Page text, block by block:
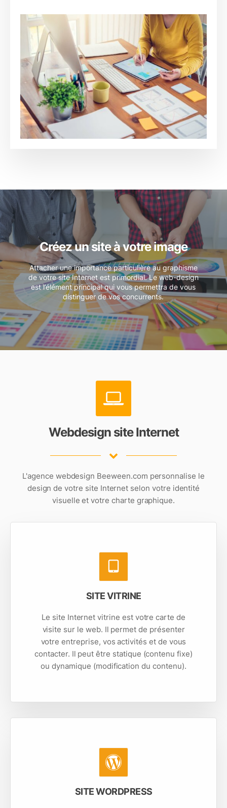
Créez un site à votre image
Attacher une importance particulière au graphisme
de votre site Internet est primordial. Le web-design
est l’élément principal qui vous permettra de vous
distinguer de vos concurrents.
Webdesign site Internet
L'agence webdesign Beeween.com personnalise le
design de votre site Internet selon votre identité
visuelle et votre charte graphique.
SITE VITRINE
Le site Internet vitrine est votre carte de
visite sur le web. Il permet de présenter
votre entreprise, vos activités et de vous
contacter. Il peut être statique (contenu fixe)
ou dynamique (modification du contenu).
SITE WORDPRESS